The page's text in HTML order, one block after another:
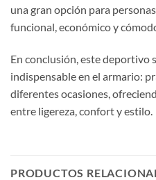
una gran opción para
funcional, económico y
En conclusión, este deportivo
indispensable en el armario:
diferentes ocasiones,
entre ligereza, confort y estilo.
PRODUCTOS